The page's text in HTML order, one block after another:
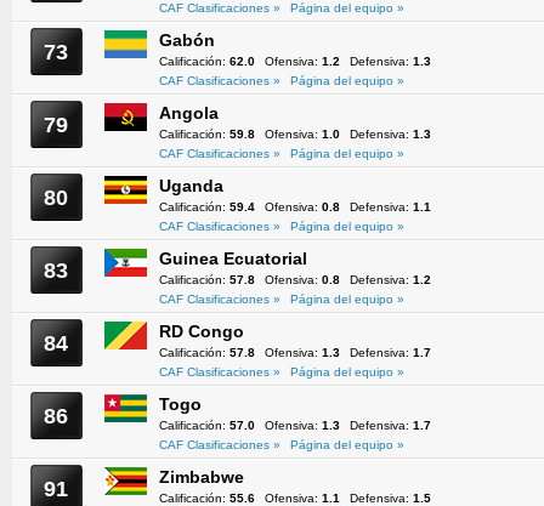
CAF Clasificaciones »
Página del equipo »
73 Gabón
Calificación: 62.0 Ofensiva: 1.2 Defensiva: 1.3
CAF Clasificaciones »
Página del equipo »
79 Angola
Calificación: 59.8 Ofensiva: 1.0 Defensiva: 1.3
CAF Clasificaciones »
Página del equipo »
80 Uganda
Calificación: 59.4 Ofensiva: 0.8 Defensiva: 1.1
CAF Clasificaciones »
Página del equipo »
83 Guinea Ecuatorial
Calificación: 57.8 Ofensiva: 0.8 Defensiva: 1.2
CAF Clasificaciones »
Página del equipo »
84 RD Congo
Calificación: 57.8 Ofensiva: 1.3 Defensiva: 1.7
CAF Clasificaciones »
Página del equipo »
86 Togo
Calificación: 57.0 Ofensiva: 1.3 Defensiva: 1.7
CAF Clasificaciones »
Página del equipo »
91 Zimbabwe
Calificación: 55.6 Ofensiva: 1.1 Defensiva: 1.5